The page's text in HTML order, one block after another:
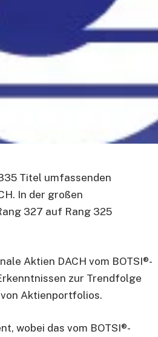
Titel umfassenden
In der großen
327 auf Rang 325
Aktien DACH vom BOTSI®-
zur Trendfolge
Aktienportfolios.
wobei das vom BOTSI®-